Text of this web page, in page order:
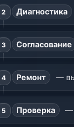
Диагностика
Согласование
Ремонт —
Проверка —